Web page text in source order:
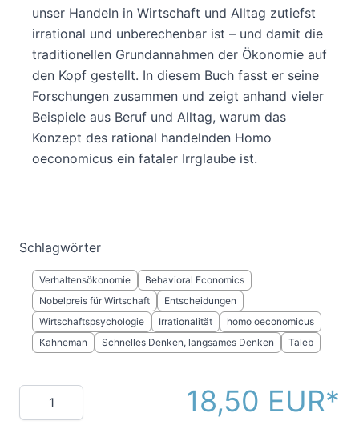
unser Handeln in Wirtschaft und Alltag zutiefst
irrational und unberechenbar ist – und damit die
traditionellen Grundannahmen der Ökonomie auf
den Kopf gestellt. In diesem Buch fasst er seine
Forschungen zusammen und zeigt anhand vieler
Beispiele aus Beruf und Alltag, warum das
Konzept des rational handelnden Homo
oeconomicus ein fataler Irrglaube ist.
Schlagwörter
Verhaltensökonomie
Behavioral Economics
Nobelpreis für Wirtschaft
Entscheidungen
Wirtschaftspsychologie
Irrationalität
homo oeconomicus
Kahneman
Schnelles Denken, langsames Denken Taleb
Menge 18,50 EUR